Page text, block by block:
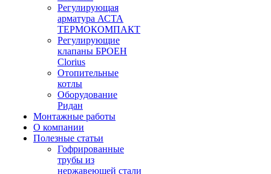
Регулирующая
арматура АСТА
ТЕРМОКОМПАКТ
Регулирующие
клапаны БРОЕН
Clorius
Отопительные
котлы
Оборудование
Ридан
Монтажные работы
О компании
Полезные статьи
Гофрированные
трубы из
нержавеющей стали